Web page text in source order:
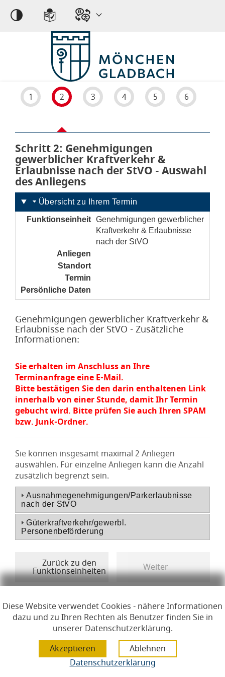
Diese Website verwendet Cookies - nähere Informationen
dazu und zu Ihren Rechten als Benutzer finden Sie in
unserer Datenschutzerklärung.
Datenschutzerklärung
1 2 3 4 5 6
Schritt 2von 6
: Genehmigungen
gewerblicher Kraftverkehr &
Erlaubnisse nach der StVO - Auswahl
des Anliegens
Übersicht zu Ihrem Termin
Funktionseinheit Genehmigungen gewerblicher
Kraftverkehr & Erlaubnisse
nach der StVO
Anliegen
Standort
Termin
Persönliche Daten
Genehmigungen gewerblicher Kraftverkehr &
Erlaubnisse nach der StVO - Zusätzliche
Informationen:
Sie erhalten im Anschluss an Ihre
Terminanfrage eine E-Mail.
Bitte bestätigen Sie den darin enthaltenen Link
innerhalb von einer Stunde, damit Ihr Termin
gebucht wird. Bitte prüfen Sie auch Ihren SPAM
bzw. Junk-Ordner.
Sie können insgesamt maximal 2 Anliegen
auswählen. Für einzelne Anliegen kann die Anzahl
zusätzlich begrenzt sein.
Ausnahmegenehmigungen/Parkerlaubnisse
nach der StVO
Güterkraftverkehr/gewerbl.
Personenbeförderung
Links zur Hilfe, Impressum, Datenschutzerklärung,
ImpressumDatenschutzerklärung
Erklärung zur Barrierefreiheit
Hinweis zur Übersetzung
Lizenzen
Öffnet im Dialogfenster.